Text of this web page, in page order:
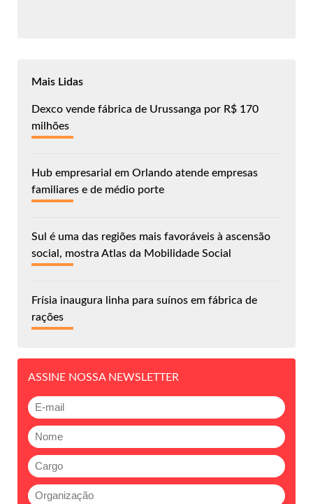
Mais Lidas
Dexco vende fábrica de Urussanga por R$ 170
milhões
Hub empresarial em Orlando atende empresas
familiares e de médio porte
Sul é uma das regiões mais favoráveis à ascensão
social, mostra Atlas da Mobilidade Social
Frísia inaugura linha para suínos em fábrica de
rações
ASSINE NOSSA NEWSLETTER